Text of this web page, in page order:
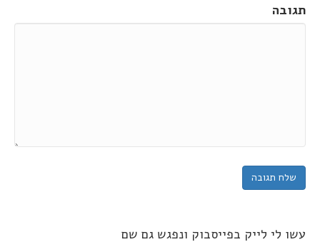
תגובה
עשו לי לייק בפייסבוק ונפגש גם שם